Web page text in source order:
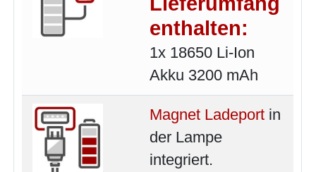
enthalten:
1x 18650 Li-Ion
Akku 3200 mAh
Magnet Ladeportin
der Lampe
integriert.